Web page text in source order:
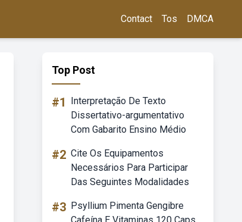
Contact Tos DMCA
Top Post
#1
Interpretação De Texto
Dissertativo-argumentativo
Com Gabarito Ensino Médio
#2 Cite Os Equipamentos
Necessários Para Participar
Das Seguintes Modalidades
#3 Psyllium Pimenta Gengibre